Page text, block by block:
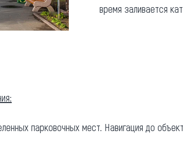
время заливается
парковочных мест. Навигация до